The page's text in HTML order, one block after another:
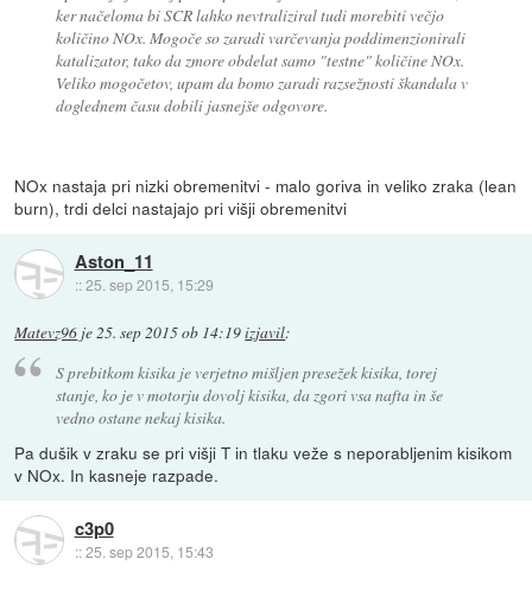
ker načeloma bi SCR lahko nevtraliziral tudi morebiti večjo
količino NOx. Mogoče so zaradi varčevanja poddimenzionirali
katalizator, tako da zmore obdelat samo "testne" količine NOx.
Veliko mogočetov, upam da bomo zaradi razsežnosti škandala v
doglednem času dobili jasnejše odgovore.
NOx nastaja pri nizki obremenitvi - malo goriva in veliko zraka (lean
burn), trdi delci nastajajo pri višji obremenitvi
Aston_11
::25. sep 2015, 15:29
Matevz96 je25. sep 2015 ob 14:19izjavil:
S prebitkom kisika je verjetno mišljen presežek kisika, torej
stanje, ko je v motorju dovolj kisika, da zgori vsa nafta in še
vedno ostane nekaj kisika.
Pa dušik v zraku se pri višji T in tlaku veže s neporabljenim kisikom
v NOx. In kasneje razpade.
c3p0
::25. sep 2015, 15:43